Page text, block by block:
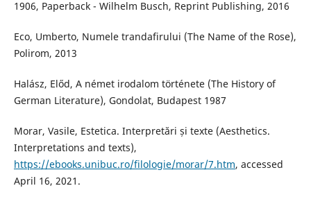
1906, Paperback - Wilhelm Busch, Reprint Publishing, 2016
Eco, Umberto, Numele trandafirului (The Name of the Rose),
Polirom, 2013
Halász, Előd, A német irodalom története (The History of
German Literature), Gondolat, Budapest 1987
Morar, Vasile, Estetica. Interpretări și texte (Aesthetics.
Interpretations and texts),
https://ebooks.unibuc.ro/filologie/morar/7.htm, accessed
April 16, 2021.